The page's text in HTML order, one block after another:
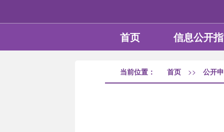
首页 信息公开
当前位置： 首页 >> 公开